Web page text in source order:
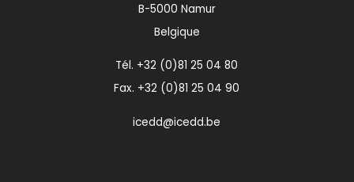
B-5000 Namur
Belgique
Tél. +32 (0)81 25 04 80
Fax. +32 (0)81 25 04 90
icedd@icedd.be